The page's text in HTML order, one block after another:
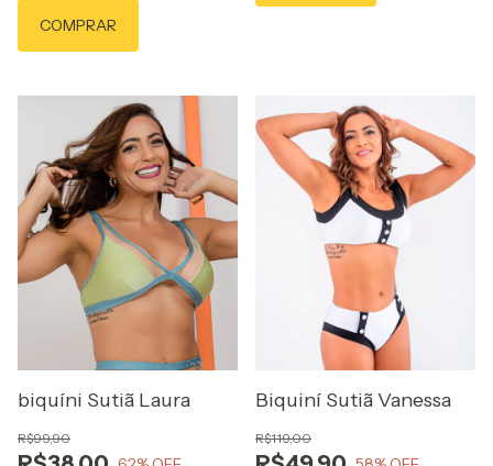
COMPRAR
biquíni Sutiã Laura
R$99,90
Biquiní Sutiã Vanessa
R$119,00